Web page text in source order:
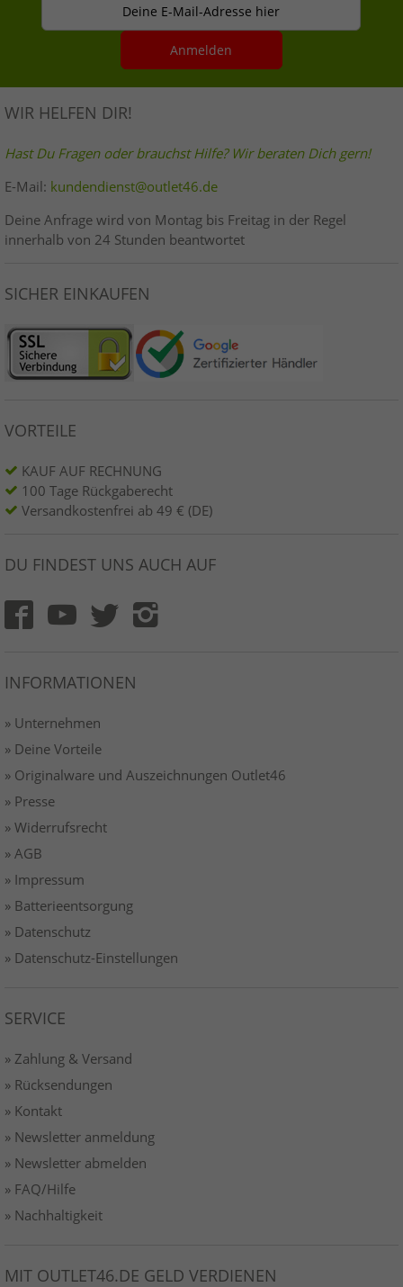
Deine E-Mail-Adresse hier
Anmelden
WIR HELFEN DIR!
Hast Du Fragen oder brauchst Hilfe? Wir beraten Dich gern!
E-Mail: kundendienst@outlet46.de
Deine Anfrage wird von Montag bis Freitag in der Regel
innerhalb von 24 Stunden beantwortet
SICHER EINKAUFEN
VORTEILE
KAUF AUF RECHNUNG
100 Tage Rückgaberecht
Versandkostenfrei ab 49 € (DE)
DU FINDEST UNS AUCH AUF
INFORMATIONEN
» Unternehmen
» Deine Vorteile
» Originalware und Auszeichnungen Outlet46
» Presse
» Widerrufsrecht
» AGB
» Impressum
» Batterieentsorgung
» Datenschutz
» Datenschutz-Einstellungen
SERVICE
» Zahlung & Versand
» Rücksendungen
» Kontakt
» Newsletter anmeldung
» Newsletter abmelden
» FAQ/Hilfe
» Nachhaltigkeit
MIT OUTLET46.DE GELD VERDIENEN